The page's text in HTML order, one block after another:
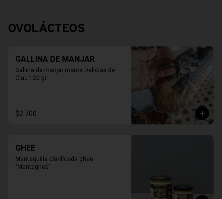
OVOLÁCTEOS
GALLINA DE MANJAR
Gallina de manjar marca Delicias de
Clau 120 gr
$2.700
GHEE
Mantequilla clarificada ghee
"Manteghee"